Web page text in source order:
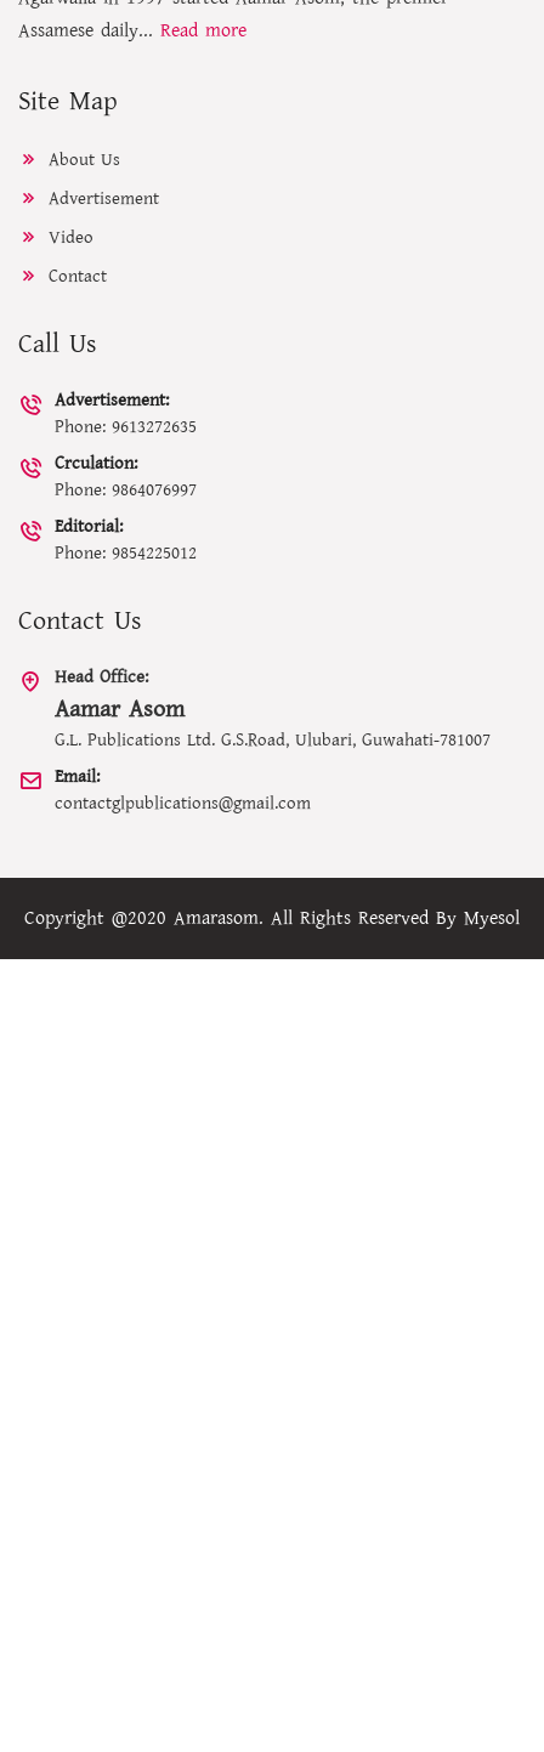
Assamese daily... Read more
Site Map
About Us
Advertisement
Video
Contact
Call Us
Advertisement:
Phone: 9613272635
Crculation:
Phone: 9864076997
Editorial:
Phone: 9854225012
Contact Us
Head Office:
Aamar Asom
G.L. Publications Ltd. G.S.Road, Ulubari, Guwahati-781007
Email:
contactglpublications@gmail.com
Copyright @2020 Amarasom. All Rights Reserved By Myesol